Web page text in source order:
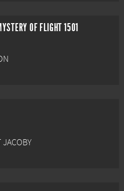
OF FLIGHT 1501
JACOBY